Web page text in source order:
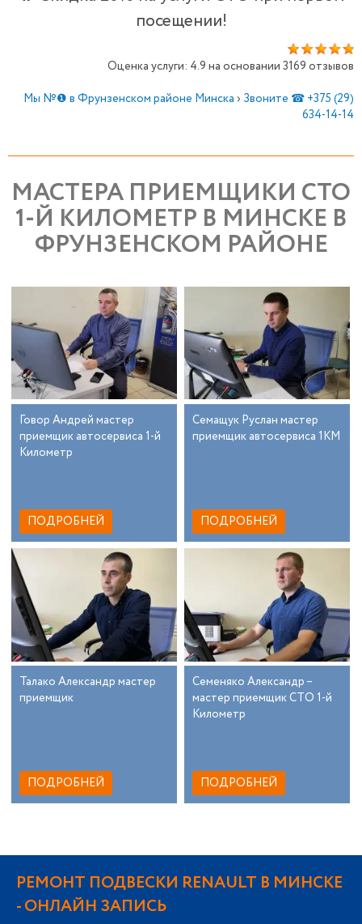
посещении!
Оценка услуги: 4.9 на основании 3169 отзывов
Мы №❶ в Фрунзенском районе Минска › Звоните ☎ +375 (29)
634-14-14
МАСТЕРА ПРИЕМЩИКИ СТО
1-Й КИЛОМЕТР В МИНСКЕ В
ФРУНЗЕНСКОМ РАЙОНЕ
Говор Андрей мастер
приемщик автосервиса 1-й
Километр
ПОДРОБНЕЙ
Семащук Руслан мастер
приемщик автосервиса 1КМ
ПОДРОБНЕЙ
Талако Александр мастер
приемщик
ПОДРОБНЕЙ
Семеняко Александр –
мастер приемщик СТО 1-й
Километр
ПОДРОБНЕЙ
РЕМОНТ ПОДВЕСКИ RENAULT В МИНСКЕ
- ОНЛАЙН ЗАПИСЬ